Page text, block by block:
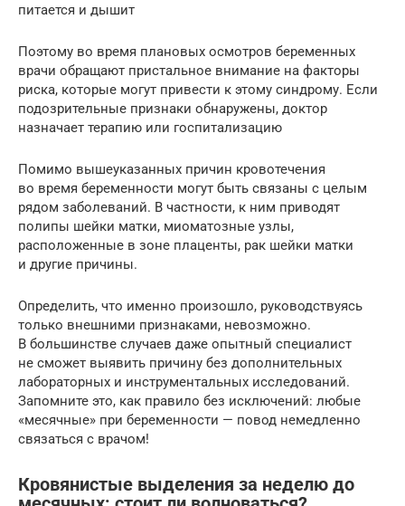
питается и дышит
Поэтому во время плановых осмотров беременных
врачи обращают пристальное внимание на факторы
риска, которые могут привести к этому синдрому. Если
подозрительные признаки обнаружены, доктор
назначает терапию или госпитализацию
Помимо вышеуказанных причин кровотечения
во время беременности могут быть связаны с целым
рядом заболеваний. В частности, к ним приводят
полипы шейки матки, миоматозные узлы,
расположенные в зоне плаценты, рак шейки матки
и другие причины.
Определить, что именно произошло, руководствуясь
только внешними признаками, невозможно.
В большинстве случаев даже опытный специалист
не сможет выявить причину без дополнительных
лабораторных и инструментальных исследований.
Запомните это, как правило без исключений: любые
«месячные» при беременности — повод немедленно
связаться с врачом!
Кровянистые выделения за неделю до